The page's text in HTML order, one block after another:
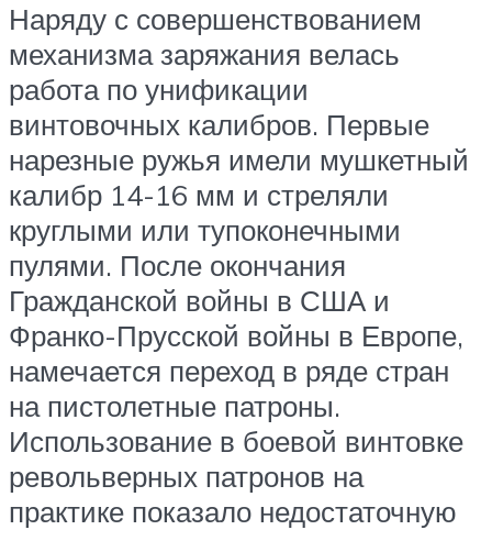
Наряду с совершенствованием
механизма заряжания велась
работа по унификации
винтовочных калибров. Первые
нарезные ружья имели мушкетный
калибр 14-16 мм и стреляли
круглыми или тупоконечными
пулями. После окончания
Гражданской войны в США и
Франко-Прусской войны в Европе,
намечается переход в ряде стран
на пистолетные патроны.
Использование в боевой винтовке
револьверных патронов на
практике показало недостаточную